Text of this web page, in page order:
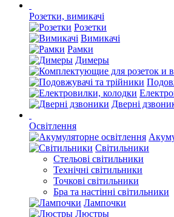
Розетки, вимикачі
Розетки
Вимикачі
Рамки
Димеры
Дверні
Освітлення
Світильники
Стельові світильники
Технічні світильники
Точкові світильники
Бра та настінні світильники
Лампочки
Люстры